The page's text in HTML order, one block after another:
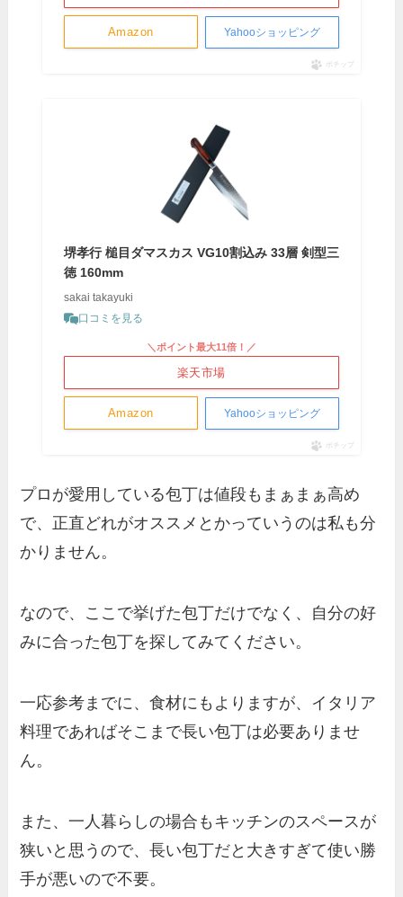
Amazon Yahooショッピング
ポチップ
堺孝行 槌目ダマスカス VG10割込み 33層 剣型三
徳 160mm
sakai takayuki
口コミを見る
Amazon
＼ポイント最大11倍！／
楽天市場
Yahooショッピング
ポチップ
プロが愛用している包丁は値段もまぁまぁ高め
で、正直どれがオススメとかっていうのは私も分
かりません。
なので、ここで挙げた包丁だけでなく、自分の好
みに合った包丁を探してみてください。
一応参考までに、食材にもよりますが、イタリア
料理であればそこまで長い包丁は必要ありませ
ん。
また、一人暮らしの場合もキッチンのスペースが
狭いと思うので、長い包丁だと大きすぎて使い勝
手が悪いので不要。